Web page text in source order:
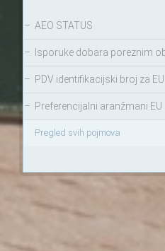
– AEO STATUS
– Isporuke dobara poreznim
– PDV identifikacijski broj za EU
– Preferencijalni aranžmani EU
Pregled svih pojmova